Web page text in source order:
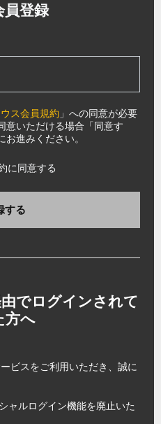
員登録
ス会員規約 」への同意が必要
意いただける場合「同意す
進みください。
に同意する
する
でログインされて
方へ
ビスをご利用いただき、誠に
ャルログイン機能を廃止いた